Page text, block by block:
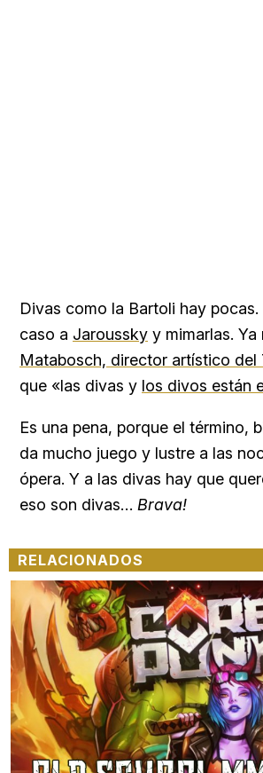
Divas como la Bartoli hay
caso a Jaroussky y mimarlas. Ya
Matabosch, director artístico del
que «las divas y los divos están
Es una pena, porque el término,
da mucho juego y lustre a las
ópera. Y a las divas hay que
eso son divas… Brava!
RELACIONADOS